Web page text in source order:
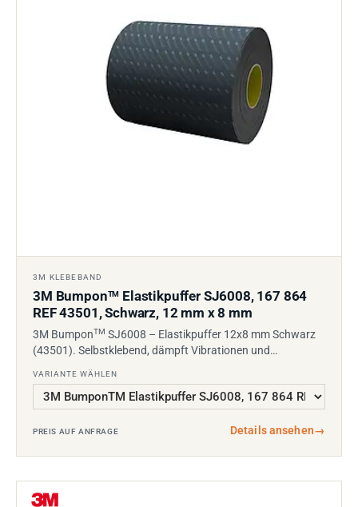
3M KLEBEBAND
3M BumponTM Elastikpuffer SJ6008, 167 864
REF 43501, Schwarz, 12 mm x 8 mm
3M BumponTM SJ6008 – Elastikpuffer 12x8 mm Schwarz
(43501). Selbstklebend, dämpft Vibrationen und…
VARIANTE WÄHLEN
PREIS AUF ANFRAGE Details ansehen→